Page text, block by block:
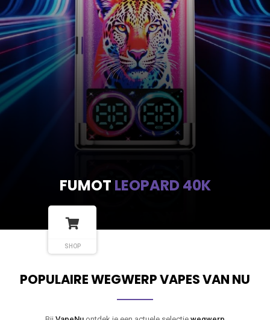
FUMOT LEOPARD 40K
SHOP
POPULAIRE WEGWERP VAPES VAN NU